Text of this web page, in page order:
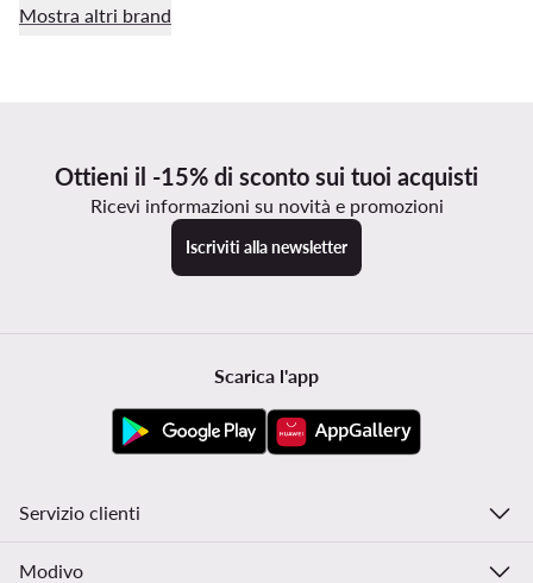
Mostra altri brand
Ottieni il -15% di sconto sui tuoi acquisti
Ricevi informazioni su novità e promozioni
Iscriviti alla newsletter
Scarica l'app
Servizio clienti
Modivo